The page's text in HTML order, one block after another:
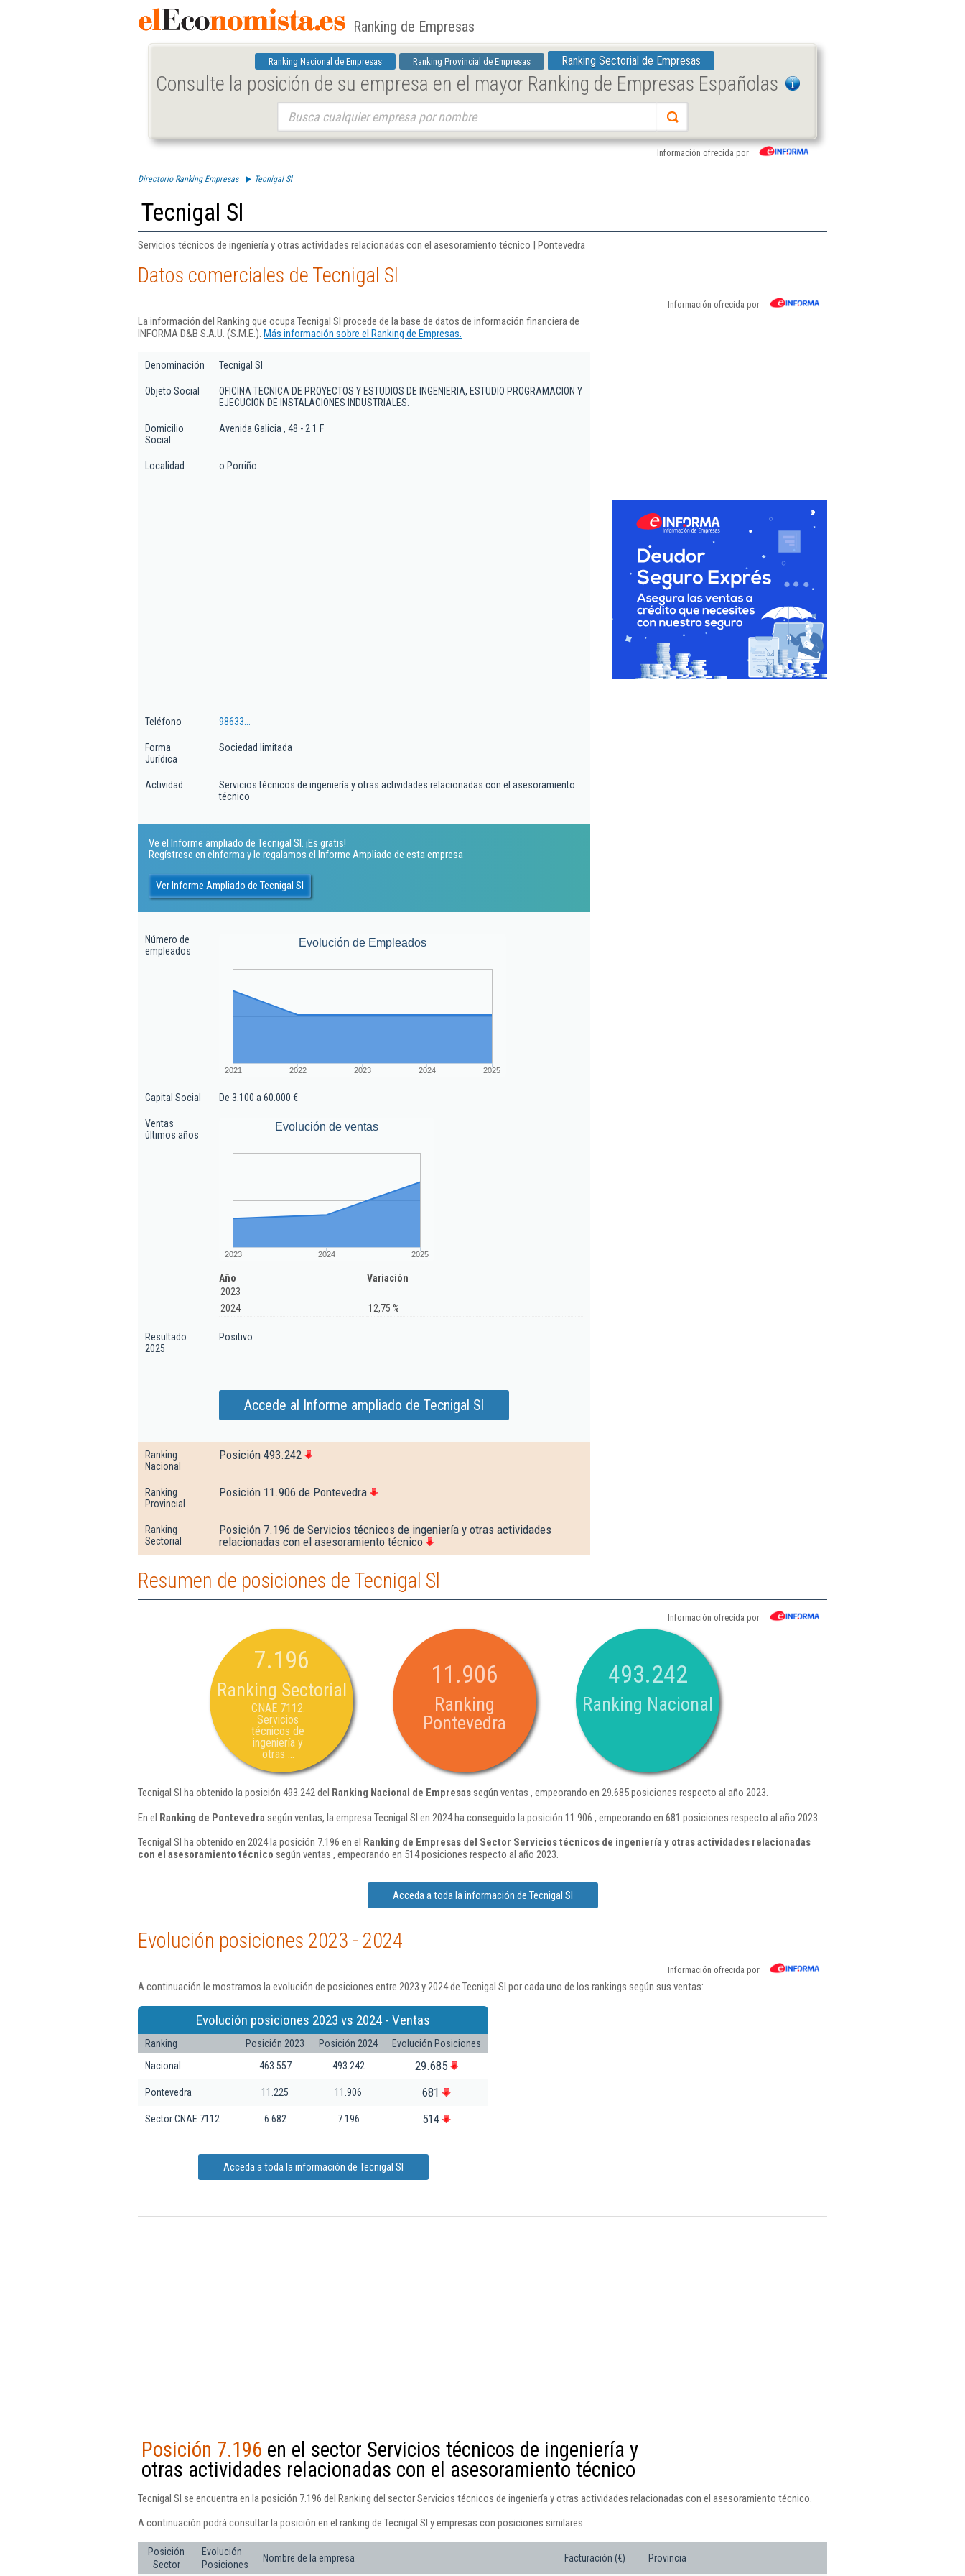
Ranking de Empresas
Ranking Nacional de Empresas Ranking Provincial de Empresas Ranking Sectorial de Empresas
Consulte la posición de su empresa en el mayor Ranking de Empresas Españolas
Información ofrecida por
Directorio Ranking Empresas Tecnigal Sl
Tecnigal Sl
Servicios técnicos de ingeniería y otras actividades relacionadas con el asesoramiento técnico | Pontevedra
Datos comerciales de Tecnigal Sl
Información ofrecida por
La información del Ranking que ocupa Tecnigal Sl procede de la base de datos de información financiera de
INFORMA D&B S.A.U. (S.M.E.). Más información sobre el Ranking de Empresas.
Denominación Tecnigal Sl
Objeto Social
OFICINA TECNICA DE PROYECTOS Y ESTUDIOS DE INGENIERIA, ESTUDIO PROGRAMACION Y
EJECUCION DE INSTALACIONES INDUSTRIALES.
Domicilio
Social
Avenida Galicia , 48 - 2 1 F
Localidad o Porriño
Teléfono 98633...
Forma
Jurídica
Sociedad limitada
Actividad
Servicios técnicos de ingeniería y otras actividades relacionadas con el asesoramiento
técnico
Ve el Informe ampliado de Tecnigal Sl. ¡Es gratis!
Regístrese en eInforma y le regalamos el Informe Ampliado de esta empresa
Ver Informe Ampliado de Tecnigal Sl
Número de
empleados
Evolución de Empleados
2021 2022 2023 2024 2025
Capital Social De 3.100 a 60.000 €
Ventas
últimos años
Evolución de ventas
2023 2024 2025
Año
Variación
2023
2024
12,75 %
Resultado
2025
Positivo
Accede al Informe ampliado de Tecnigal Sl
Ranking
Nacional
Posición 493.242
Ranking
Provincial
Posición 11.906 de Pontevedra
Ranking
Sectorial
Posición 7.196 de Servicios técnicos de ingeniería y otras actividades
relacionadas con el asesoramiento técnico
Resumen de posiciones de Tecnigal Sl
Información ofrecida por
7.196
Ranking Sectorial
CNAE 7112:
Servicios
técnicos de
ingeniería y
otras ...
11.906
Ranking
Pontevedra
493.242
Ranking Nacional
Tecnigal Sl ha obtenido la posición 493.242 del Ranking Nacional de Empresassegún ventas , empeorando en 29.685 posiciones respecto al año 2023.
En el Ranking de Pontevedra según ventas, la empresa Tecnigal Sl en 2024 ha conseguido la posición 11.906 , empeorando en 681 posiciones respecto al año 2023.
Tecnigal Sl ha obtenido en 2024 la posición 7.196 en el Ranking de Empresas del Sector Servicios técnicos de ingeniería y otras actividades relacionadas
con el asesoramiento técnico según ventas , empeorando en 514 posiciones respecto al año 2023.
Acceda a toda la información de Tecnigal Sl
Evolución posiciones 2023 - 2024
Información ofrecida por
A continuación le mostramos la evolución de posiciones entre 2023 y 2024 de Tecnigal Sl por cada uno de los rankings según sus ventas:
Evolución posiciones 2023 vs 2024 - Ventas
Ranking Posición 2023 Posición 2024
Evolución Posiciones
Nacional
463.557 493.242 29.685
Pontevedra 11.225 11.906 681
Sector CNAE 7112 6.682 7.196 514
Acceda a toda la información de Tecnigal Sl
Posición 7.196 en el sector Servicios técnicos de ingeniería y
otras actividades relacionadas con el asesoramiento técnico
Tecnigal Sl se encuentra en la posición 7.196 del Ranking del sector Servicios técnicos de ingeniería y otras actividades relacionadas con el asesoramiento técnico.
A continuación podrá consultar la posición en el ranking de Tecnigal Sl y empresas con posiciones similares:
Posición
Sector
Evolución
Posiciones
Nombre de la empresa Facturación (€) Provincia